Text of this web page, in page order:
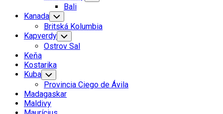
Child
Bali
Kanada Toggle
Child
Menu
Britská Kolumbia
Kapverdy Toggle
Child
Menu
Ostrov Sal
Keňa
Kostarika
Kuba Toggle
Child
Menu
Provincia Ciego de Ávila
Madagaskar
Maldivy